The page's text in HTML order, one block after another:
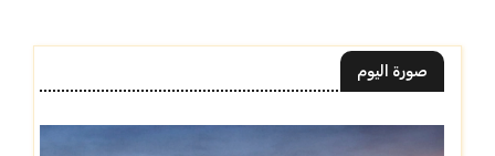
صورة اليوم